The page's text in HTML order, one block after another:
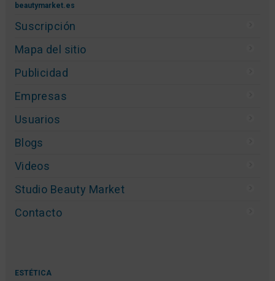
beautymarket.es
Suscripción
Mapa del sitio
Publicidad
Empresas
Usuarios
Blogs
Videos
Studio Beauty Market
Contacto
ESTÉTICA